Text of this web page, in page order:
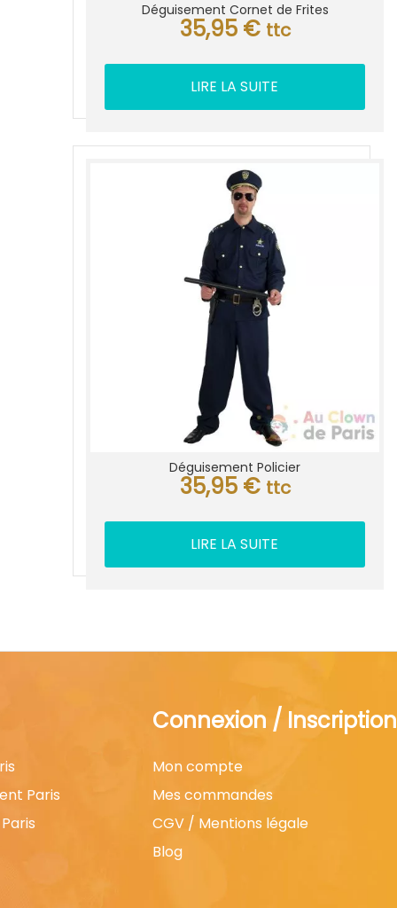
Déguisement Cornet de Frites
35,95 € ttc
LIRE LA SUITE
Déguisement Policier
35,95 € ttc
LIRE LA SUITE
Paris
Connexion / Inscription
Mon compte
Mes commandes
CGV / Mentions légale
Blog